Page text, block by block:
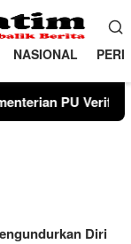
NASIONAL
Sekolah
Diri